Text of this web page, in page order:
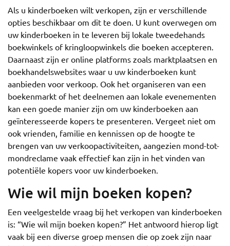
Als u kinderboeken wilt verkopen, zijn er verschillende
opties beschikbaar om dit te doen. U kunt overwegen om
uw kinderboeken in te leveren bij lokale tweedehands
boekwinkels of kringloopwinkels die boeken accepteren.
Daarnaast zijn er online platforms zoals marktplaatsen en
boekhandelswebsites waar u uw kinderboeken kunt
aanbieden voor verkoop. Ook het organiseren van een
boekenmarkt of het deelnemen aan lokale evenementen
kan een goede manier zijn om uw kinderboeken aan
geïnteresseerde kopers te presenteren. Vergeet niet om
ook vrienden, familie en kennissen op de hoogte te
brengen van uw verkoopactiviteiten, aangezien mond-tot-
mondreclame vaak effectief kan zijn in het vinden van
potentiële kopers voor uw kinderboeken.
Wie wil mijn boeken kopen?
Een veelgestelde vraag bij het verkopen van kinderboeken
is: “Wie wil mijn boeken kopen?” Het antwoord hierop ligt
vaak bij een diverse groep mensen die op zoek zijn naar